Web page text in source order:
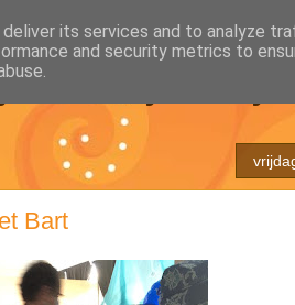
Kaatje en
Bart
its services and to analyze
and security metrics to